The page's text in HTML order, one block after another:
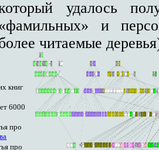
удалось
и
читаемые
книг
6000
про
про